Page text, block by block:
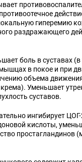
гиперемию
раздражающего
боль в суставах (в
в покое и при
объема
крема). Уменьшает
суставов.
ингибирует
кислоты,
простагландинов